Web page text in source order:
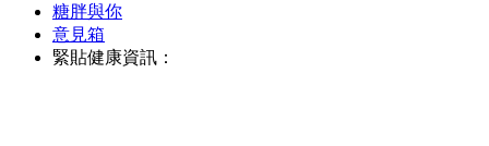
糖胖與你
意見箱
緊貼健康資訊：